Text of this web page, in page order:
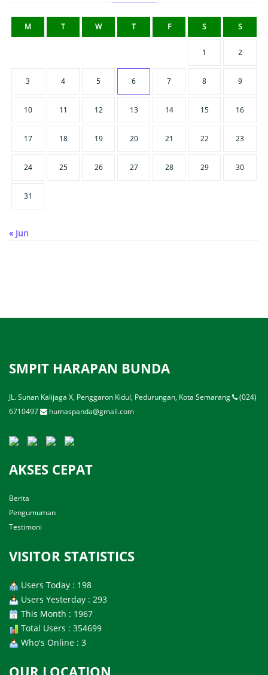
M T W T F S S
1 2
3 4 5 6 7 8 9
10 11 12 13 14 15 16
17 18 19 20 21 22 23
24 25 26 27 28 29 30
31
« Jun
SMPIT HARAPAN BUNDA
JL. Sunan Kalijaga X, Penggaron Kidul, Pedurungan, Kota Semarang
(024)
6710497
humaspanda@gmail.com
AKSES CEPAT
Berita
Pengumuman
Testimoni
VISITOR STATISTICS
Users Today : 198
Users Yesterday : 293
This Month : 1967
Total Users : 354699
Who's Online : 3
OUR LOCATION